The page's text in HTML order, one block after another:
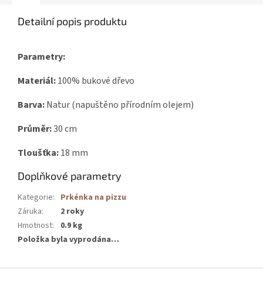
Detailní popis produktu
Parametry:
Materiál:100% bukové dřevo
Barva:Natur (napuštěno přírodním olejem)
Průměr:30 cm
Tloušťka:18 mm
Doplňkové parametry
Kategorie: Prkénka na pizzu
Záruka:
2 roky
Hmotnost:
0.9 kg
Položka byla vyprodána…